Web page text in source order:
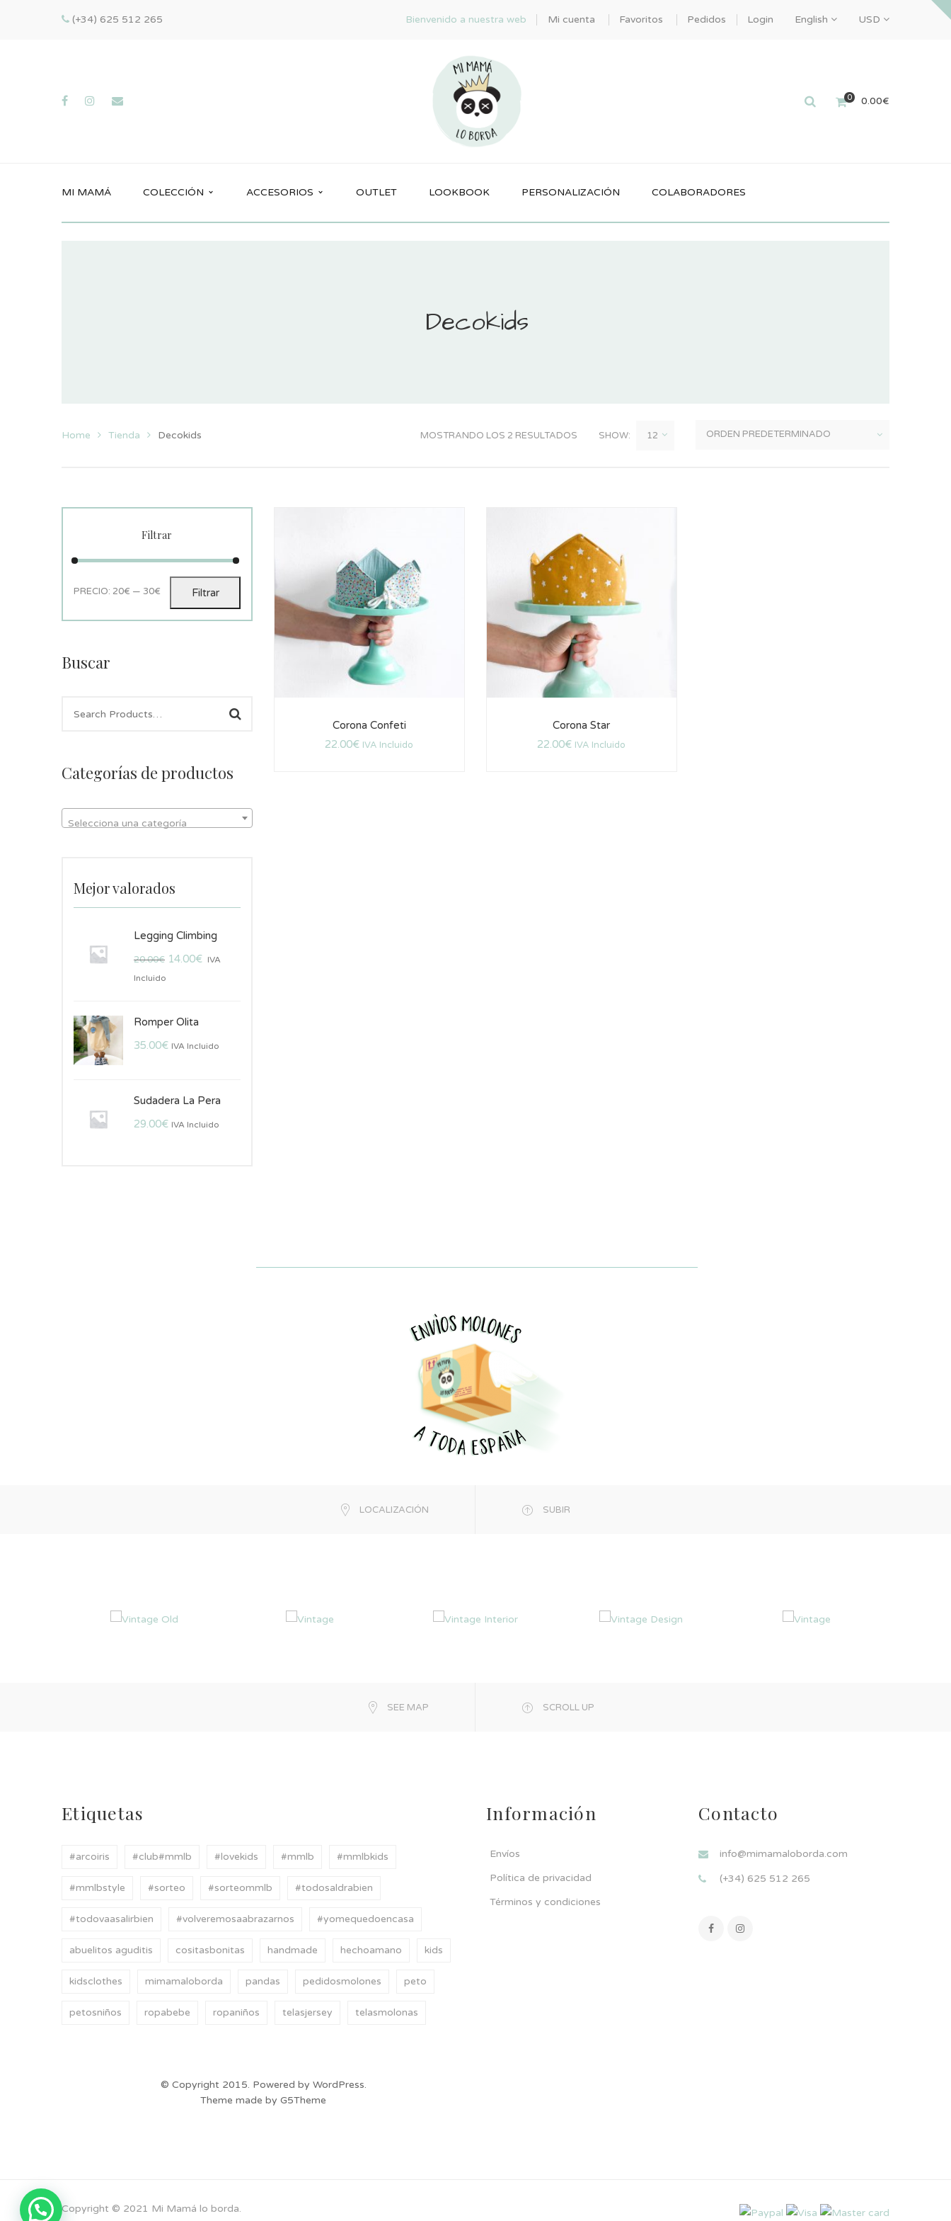
(+34) 625 512 265 Bienvenido a nuestra web Mi cuenta Favoritos Pedidos Login English USD
0 0.00€
MI MAMÁ COLECCIÓN ACCESORIOS OUTLET LOOKBOOK PERSONALIZACIÓN COLABORADORES
Decokids
Home Tienda Decokids MOSTRANDO LOS 2 RESULTADOS SHOW:
Filtrar
Filtrar
PRECIO: 20€ — 30€
Buscar
Categorías de productos
Selecciona una categoría
Mejor valorados
Legging Climbing
20.00€ 14.00€
IVA
Incluido
Romper Olita
35.00€ IVA Incluido
Sudadera La Pera
29.00€ IVA Incluido
Corona Confeti
22.00€ IVA Incluido
Corona Star
22.00€ IVA Incluido
LOCALIZACIÓN SUBIR
SEE MAP SCROLL UP
Etiquetas
#arcoiris #club#mmlb #lovekids #mmlb #mmlbkids
#mmlbstyle #sorteo #sorteommlb #todosaldrabien
#todovaasalirbien #volveremosaabrazarnos #yomequedoencasa
abuelitos aguditis cositasbonitas handmade hechoamano kids
kidsclothes mimamaloborda pandas pedidosmolones peto
petosniños ropabebe ropaniños telasjersey telasmolonas
© Copyright 2015. Powered by WordPress.
Theme made by G5Theme
Información
Envíos
Política de privacidad
Términos y condiciones
Contacto
info@mimamaloborda.com
(+34) 625 512 265
Copyright © 2021 Mi Mamá lo borda.